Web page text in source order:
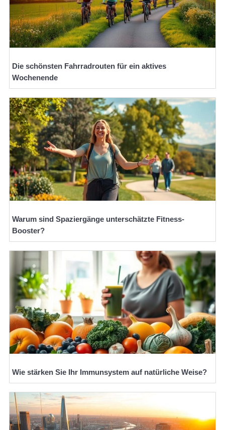
Die schönsten Fahrradrouten für ein aktives
Wochenende
Warum sind Spaziergänge unterschätzte Fitness-
Booster?
Wie stärken Sie Ihr Immunsystem auf natürliche Weise?